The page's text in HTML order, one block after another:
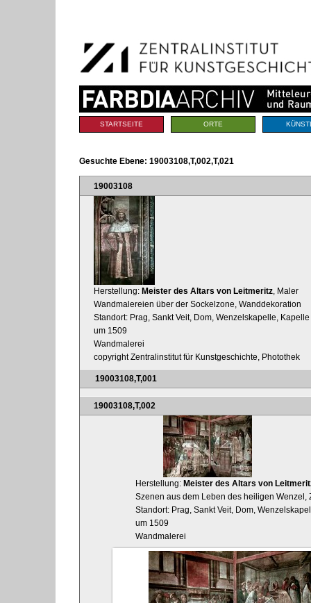
Navigation
Sektionen
STARTSEITE ORTE
Gesuchte Ebene: 19003108,T,002,T,021
19003108
Herstellung: Meister des Altars von Leitmeritz , Maler
Wandmalereien über der Sockelzone, Wanddekoration
Standort: Prag, Sankt Veit, Dom, Wenzelskapelle, Kapelle
um 1509
Wandmalerei
copyright Zentralinstitut für Kunstgeschichte, Photothek
19003108,T,001
19003108,T,002
Herstellung: Meister des Altars von
Szenen aus dem Leben des heiligen Wenzel,
Standort: Prag, Sankt Veit, Dom,
um 1509
Wandmalerei